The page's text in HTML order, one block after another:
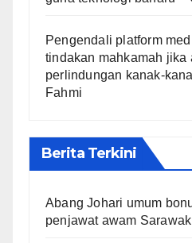
Pengendali platform
tindakan mahkamah jika
perlindungan kanak-
Fahmi
Berita Terkini
Abang Johari umum
penjawat awam Sarawak